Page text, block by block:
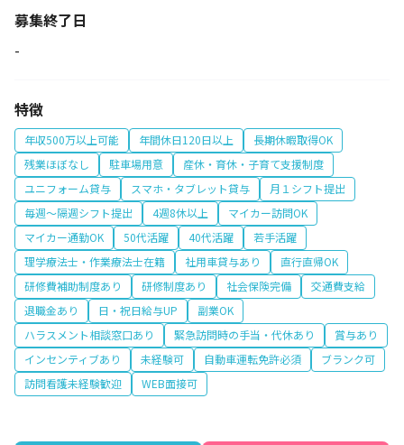
募集終了日
-
特徴
年収500万以上可能 年間休日120日以上
長期休暇取得OK
残業ほぼなし
駐車場用意
産休・育休・子育て支援制度
ユニフォーム貸与
スマホ・タブレット貸与
月１シフト提出
毎週～隔週シフト提出
4週8休以上
マイカー訪問OK
マイカー通勤OK
50代活躍 40代活躍
若手活躍
理学療法士・作業療法士在籍
社用車貸与あり
直行直帰OK
研修費補助制度あり
研修制度あり 社会保険完備
交通費支給
退職金あり
日・祝日給与UP
副業OK
ハラスメント相談窓口あり
緊急訪問時の手当・代休あり
賞与あり
インセンティブあり
未経験可 自動車運転免許必須
ブランク可
訪問看護未経験歓迎
WEB面接可